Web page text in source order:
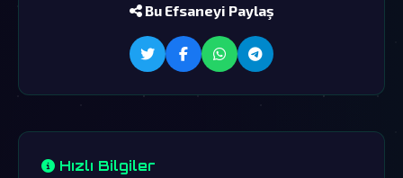
Bu Efsaneyi Paylaş
Hızlı Bilgiler